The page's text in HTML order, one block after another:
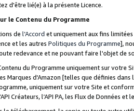
d'être lié(e) à la présente Licence.
le Contenu du Programme
de l'Accord et uniquement aux fins
et les autres Politiques du Programme],
redevance et ne pouvant faire l'objet de
du Programme uniquement sur votre
Marques d'Amazon [telles que définies dans
uniquement sur votre Site et
Créateurs, l’API PA, les Flux de Données